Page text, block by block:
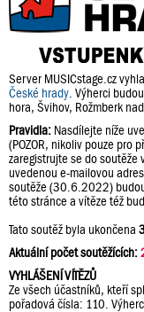
Server MUSICstage.cz
České hrady . Výherci
hora, Švihov, Rožmberk
Pravidla: Nasdílejte níže
(POZOR, nikoliv pouze pro
zaregistrujte se do soutěže
uvedenou e-mailovou
soutěže (30.6.2022)
této stránce a vítěze též
Tato soutěž byla ukončena
Aktuální počet soutěžících:
VYHLÁŠENÍ VÍTĚZŮ
Ze všech účastníků, kteří
pořadová čísla: 110.